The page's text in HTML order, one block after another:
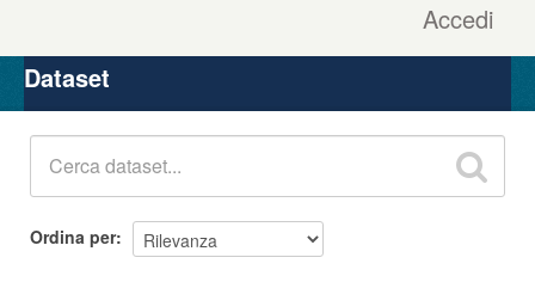
Accedi
Organizzazioni
Gruppi
Dataset
Ordina per